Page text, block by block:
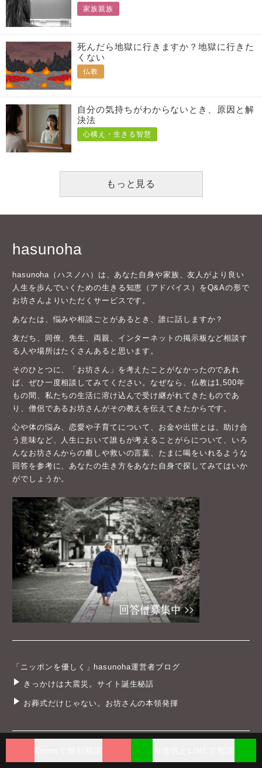
家族親族
死んだら地獄に行きますか？地獄に行きた
くない
仏教
自分の気持ちがわからないとき、原因と解
決法
心構え・生きる智慧
もっと見る
hasunoha
hasunoha（ハスノハ）は、あなた自身や家族、友人がより良い
人生を歩んでいくための生きる知恵（アドバイス）をQ&Aの形で
お坊さんよりいただくサービスです。
あなたは、悩みや相談ごとがあるとき、誰に話しますか？
友だち、同僚、先生、両親、インターネットの掲示板など相談す
る人や場所はたくさんあると思います。
そのひとつに、「お坊さん」を考えたことがなかったのであれ
ば、ぜひ一度相談してみてください。なぜなら、仏教は1,500年
もの間、私たちの生活に溶け込んで受け継がれてきたものであ
り、僧侶であるお坊さんがその教えを伝えてきたからです。
心や体の悩み、恋愛や子育てについて、お金や出世とは、助け合
う意味など、人生において誰もが考えることがらについて、いろ
んなお坊さんからの癒しや救いの言葉、たまに喝をいれるような
回答を参考に、あなたの生き方をあなた自身で探してみてはいか
がでしょうか。
「ニッポンを優しく」hasunoha運営者ブログ
きっかけは大震災。サイト誕生秘話
お葬式だけじゃない。お坊さんの本領発揮